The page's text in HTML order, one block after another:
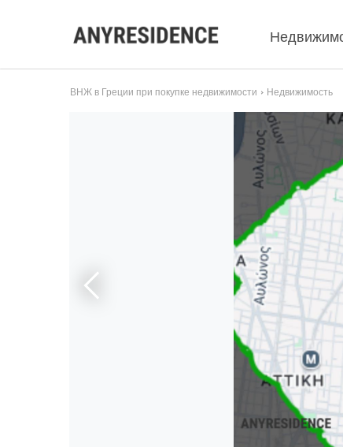
ВНЖ в Греции при покупке недвижимости Недвижимость